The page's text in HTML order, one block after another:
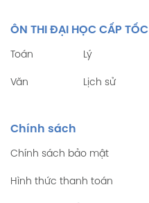
ÔN THI ĐẠI HỌC CẤP TỐC
Toán Lý
Văn Lịch sử
Chính sách
Chính sách bảo mật
Hình thức thanh toán